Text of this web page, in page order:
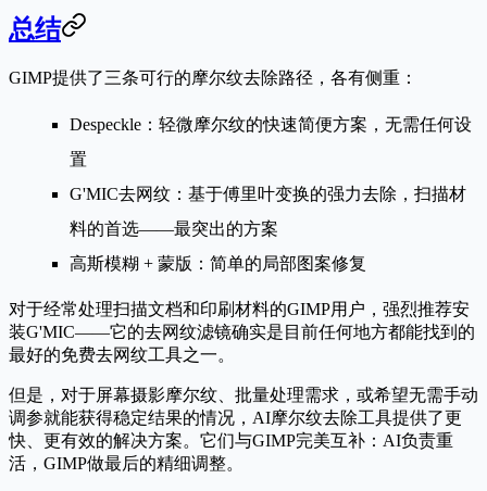
总结
GIMP提供了三条可行的摩尔纹去除路径，各有侧重：
Despeckle ：轻微摩尔纹的快速简便方案，无需任何设
置
G'MIC去网纹 ：基于傅里叶变换的强力去除，扫描材
料的首选——最突出的方案
高斯模糊 + 蒙版 ：简单的局部图案修复
对于经常处理扫描文档和印刷材料的GIMP用户，强烈推荐安
装G'MIC——它的去网纹滤镜确实是目前任何地方都能找到的
最好的免费去网纹工具之一。
但是，对于屏幕摄影摩尔纹、批量处理需求，或希望无需手动
调参就能获得稳定结果的情况， AI摩尔纹去除工具提供了更
快、更有效的解决方案。它们与GIMP完美互补：AI负责重
活，GIMP做最后的精细调整。